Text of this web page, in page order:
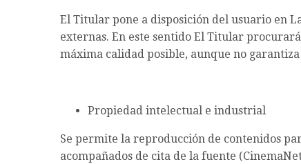
El Titular pone a disposición del usuario en
externas. En este sentido El Titular
máxima calidad posible, aunque no
Propiedad intelectual e industrial
Se permite la reproducción de contenidos
acompañados de cita de la fuente